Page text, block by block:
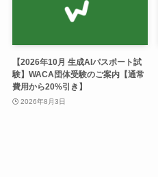
【2026年10月 生成AIパスポート試
験】WACA団体受験のご案内【通常
費用から20%引き】
2026年8月3日